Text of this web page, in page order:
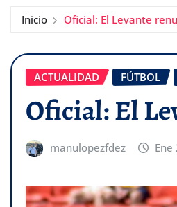
Inicio Oficial: El Levante
ACTUALIDAD FÚTBOL
Oficial: El
manulopezfdez Ene